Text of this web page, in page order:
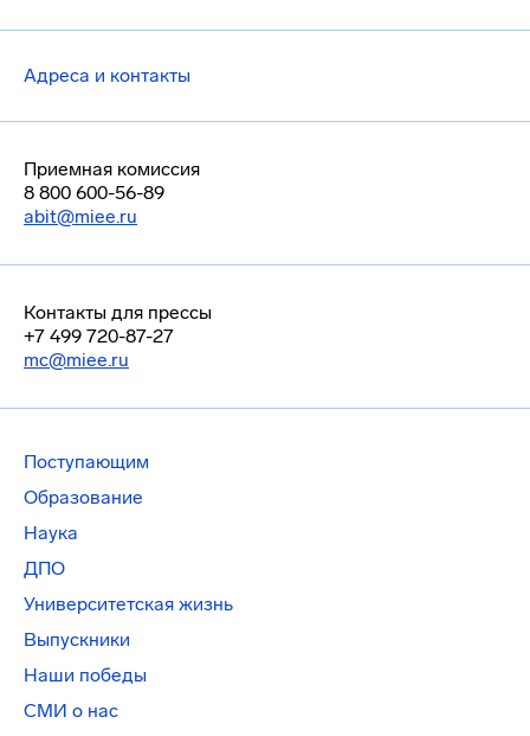
Адреса и контакты
Приемная комиссия
8 800 600-56-89
abit@miee.ru
Контакты для прессы
+7 499 720-87-27
mc@miee.ru
Поступающим
Образование
Наука
ДПО
Университетская жизнь
Выпускники
Наши победы
СМИ о нас